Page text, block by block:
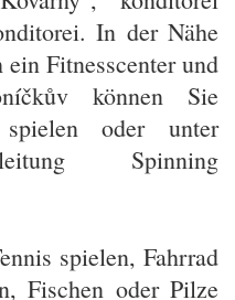
In der Nähe
Fitnesscenter und
können Sie
spielen oder unter
Spinning
spielen, Fahrrad
Fischen oder Pilze